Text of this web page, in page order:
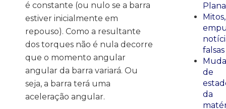
é constante (ou nulo se a barra
estiver inicialmente em
repouso). Como a resultante
dos torques não é nula decorre
que o momento angular
angular da barra variará. Ou
seja, a barra terá uma
aceleração angular.
Plana
Mitos,
falsas
de
da